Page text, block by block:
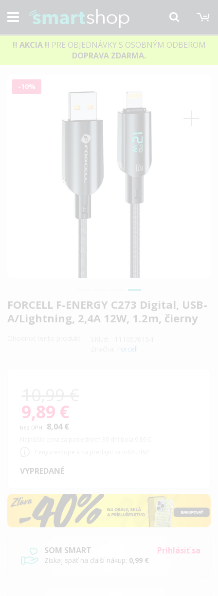
Hľadať
!! AKCIA !! PRE OBJEDNÁVKY S OSOBNÝM ODBEROM
DOPRAVA ZDARMA.
FORCELL F-ENERGY C273 Digital, USB-
A/Lightning, 2,4A 12W, 1.2m, čierny
Forcell
Special
Price
9,89 €
8,04 €
VYPREDANÉ
Prihlásiť sa
SOM SMART
Získaj späť na ďalší nákup: 0,99 €
Preskočiť
-10%
Preskočiť
na
začiatok